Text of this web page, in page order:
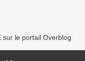
sur le portail Overblog